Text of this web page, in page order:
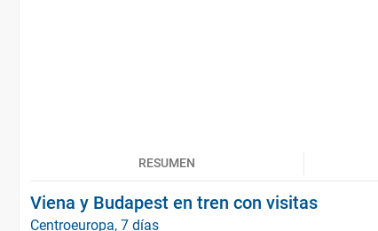
RESUMEN
Viena y Budapest en tren con visitas
Centroeuropa, 7 días